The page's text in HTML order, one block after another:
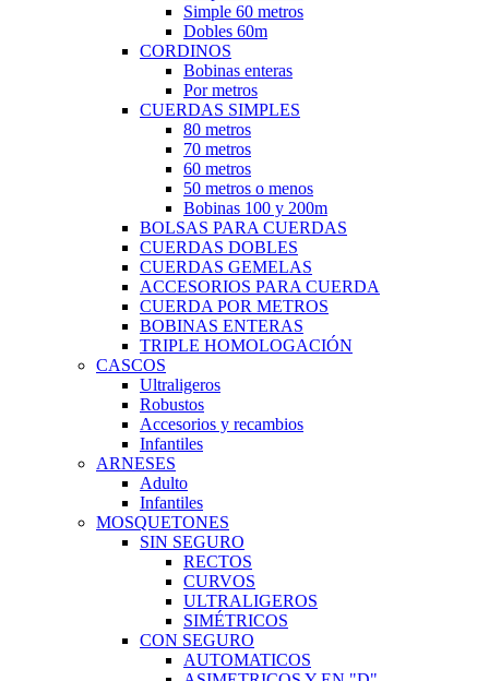
Simple 60 metros
Dobles 60m
CORDINOS
Bobinas enteras
Por metros
CUERDAS SIMPLES
80 metros
70 metros
60 metros
50 metros o menos
Bobinas 100 y 200m
BOLSAS PARA CUERDAS
CUERDAS DOBLES
CUERDAS GEMELAS
ACCESORIOS PARA CUERDA
CUERDA POR METROS
BOBINAS ENTERAS
TRIPLE HOMOLOGACIÓN
CASCOS
Ultraligeros
Robustos
Accesorios y recambios
Infantiles
ARNESES
Adulto
Infantiles
MOSQUETONES
SIN SEGURO
RECTOS
CURVOS
ULTRALIGEROS
SIMÉTRICOS
CON SEGURO
AUTOMATICOS